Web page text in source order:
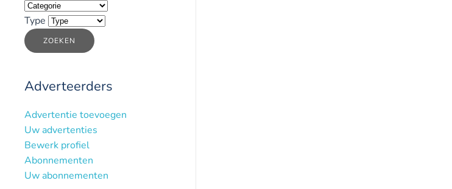
Type
ZOEKEN
Adverteerders
Advertentie toevoegen
Uw advertenties
Bewerk profiel
Abonnementen
Uw abonnementen